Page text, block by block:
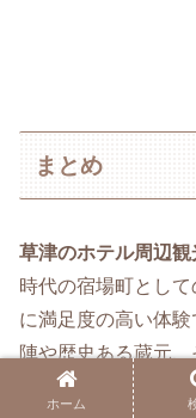
まとめ
草津のホテル周辺観
時代の宿場町として
に満足度の高い体験
陣や歴史ある蔵元
泊中のわずかな時
ホーム